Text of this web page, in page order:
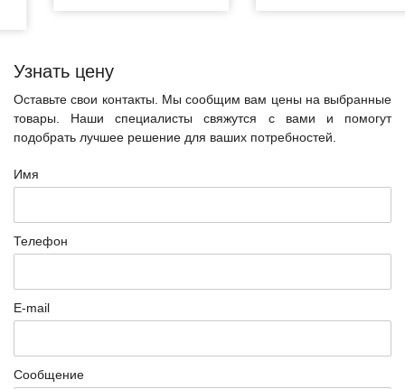
Узнать цену
Оставьте свои контакты. Мы сообщим вам цены на выбранные
товары. Наши специалисты свяжутся с вами и помогут
подобрать лучшее решение для ваших потребностей.
Имя
Телефон
E-mail
Сообщение